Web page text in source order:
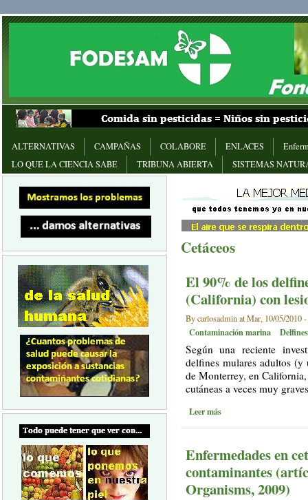
ALTERNATIVAS CAMPAÑAS COLABORE ENLACES
LO QUE LA CIENCIA SABE
TRIBUNA ABIERTA SISTEMAS
Cetáceos
El 90% de los
(California) con
By carlosadmin at Mar, 10/05/2010
Contaminación marina Delfines
Según una reciente
delfines mulares adultos
de Monterrey, en
cutáneas a veces muy
Leer más
Enfermedades en
contaminantes
Organisms, 2009)